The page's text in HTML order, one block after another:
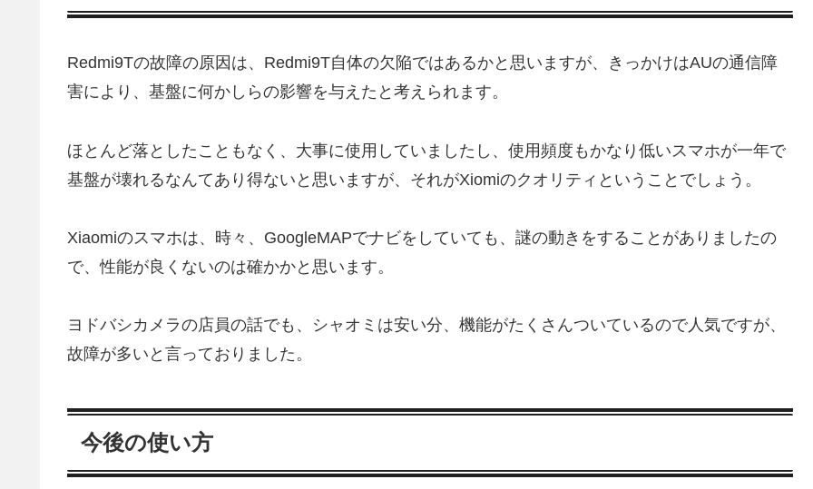
Redmi9Tの故障の原因は、Redmi9T自体の欠陥ではあるかと思いますが、きっかけはAUの通信障
害により、基盤に何かしらの影響を与えたと考えられます。
ほとんど落としたこともなく、大事に使用していましたし、使用頻度もかなり低いスマホが一年で
基盤が壊れるなんてあり得ないと思いますが、それがXiomiのクオリティということでしょう。
Xiaomiのスマホは、時々、GoogleMAPでナビをしていても、謎の動きをすることがありましたの
で、性能が良くないのは確かかと思います。
ヨドバシカメラの店員の話でも、シャオミは安い分、機能がたくさんついているので人気ですが、
故障が多いと言っておりました。
今後の使い方